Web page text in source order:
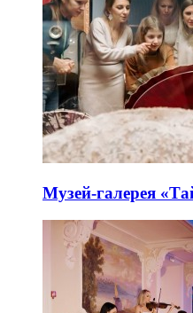
Музей-галерея